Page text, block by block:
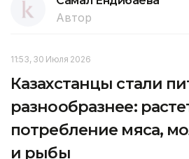
Автор
11:53, 30 Июля 2026
Казахстанцы стали
разнообразнее:
потребление мяса,
и рыбы